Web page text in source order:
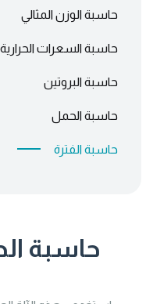
حاسبة الوزن المثالي
حاسبة السعرات الحرارية
حاسبة البروتين
حاسبة الحمل
حاسبة الفترة
حاسبة